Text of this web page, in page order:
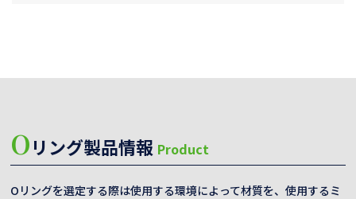
Oリング製品情報 Product
Oリングを選定する際は使用する環境によって材質を、使用するミ